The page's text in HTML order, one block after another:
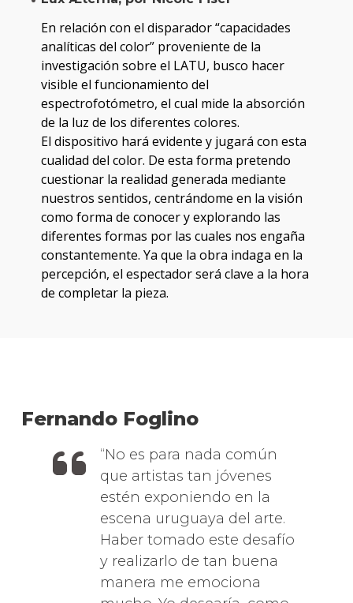
En relación con el disparador “capacidades
analíticas del color” proveniente de la
investigación sobre el LATU, busco hacer
visible el funcionamiento del
espectrofotómetro, el cual mide la absorción
de la luz de los diferentes colores.
El dispositivo hará evidente y jugará con esta
cualidad del color. De esta forma pretendo
cuestionar la realidad generada mediante
nuestros sentidos, centrándome en la visión
como forma de conocer y explorando las
diferentes formas por las cuales nos engaña
constantemente. Ya que la obra indaga en la
percepción, el espectador será clave a la hora
de completar la pieza.
Fernando Foglino
No es para nada común
que artistas tan jóvenes
estén exponiendo en la
escena uruguaya del arte.
Haber tomado este desafío
y realizarlo de tan buena
manera me emociona